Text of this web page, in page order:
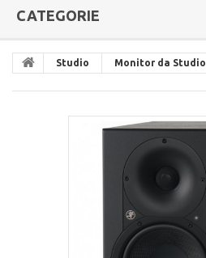
CATEGORIE
Studio Monitor da Studio